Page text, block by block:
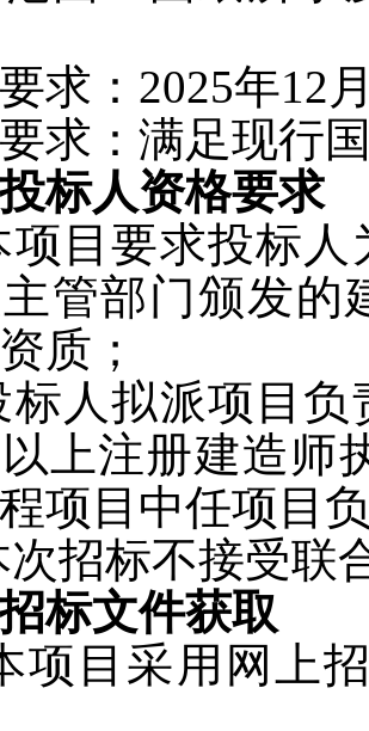
求：
求： 满足现行
标人资格要求
项目要求投标
管部门颁发的
质；
标人拟派项目
上 注册建造师
项目中任项目
次招标不接受联
标文件获取
项目采用网上